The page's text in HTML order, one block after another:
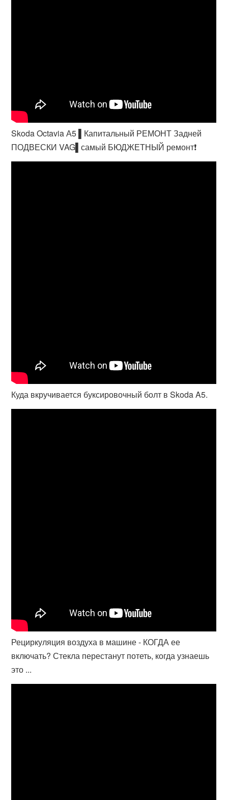
Skoda Octavia А5 ▌Капитальный РЕМОНТ Задней
ПОДВЕСКИ VAG▌самый БЮДЖЕТНЫЙ ремонт❗
Куда вкручивается буксировочный болт в Skoda A5.
Рециркуляция воздуха в машине - КОГДА ее
включать? Стекла перестанут потеть, когда узнаешь
это ...